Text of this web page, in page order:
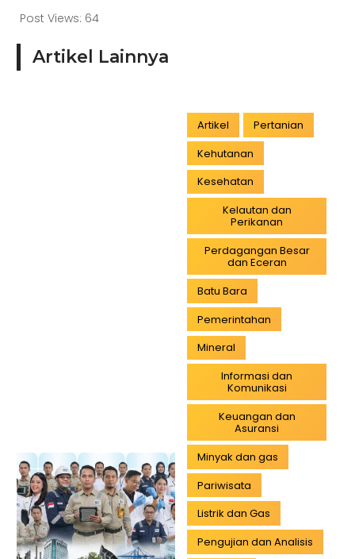
Post Views: 64
Artikel Lainnya
Artikel
Pertanian
Kehutanan
Kesehatan
Kelautan dan
Perikanan
Perdagangan Besar
dan Eceran
Batu Bara
Pemerintahan
Mineral
Informasi dan
Komunikasi
Keuangan dan
Asuransi
Minyak dan gas
Pariwisata
Listrik dan Gas
Pengujian dan Analisis